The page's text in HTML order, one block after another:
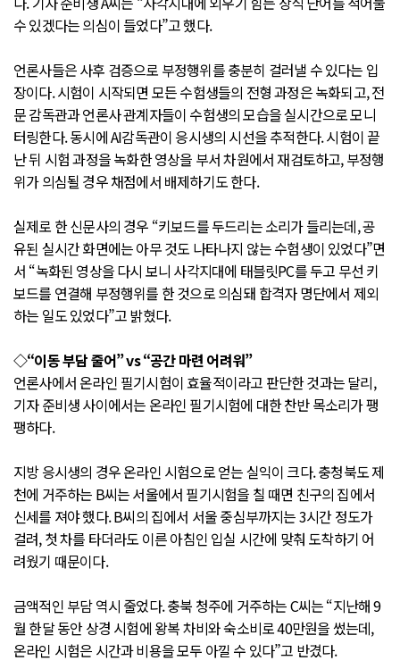
수 있겠다는 의심이 들었다”고 했다.
언론사들은 사후 검증으로 부정행위를 충분히 걸러낼 수 있다는 입
장이다. 시험이 시작되면 모든 수험생들의 전형 과정은 녹화되고, 전
문 감독관과 언론사 관계자들이 수험생의 모습을 실시간으로 모니
터링한다. 동시에 AI감독관이 응시생의 시선을 추적한다. 시험이 끝
난 뒤 시험 과정을 녹화한 영상을 부서 차원에서 재검토하고, 부정행
위가 의심될 경우 채점에서 배제하기도 한다.
실제로 한 신문사의 경우 “키보드를 두드리는 소리가 들리는데, 공
유된 실시간 화면에는 아무 것도 나타나지 않는 수험생이 있었다”면
서 “녹화된 영상을 다시 보니 사각지대에 태블릿PC를 두고 무선 키
보드를 연결해 부정행위를 한 것으로 의심돼 합격자 명단에서 제외
하는 일도 있었다”고 밝혔다.
◇“이동 부담 줄어” vs “공간 마련 어려워”
언론사에서 온라인 필기시험이 효율적이라고 판단한 것과는 달리,
기자 준비생 사이에서는 온라인 필기시험에 대한 찬반 목소리가 팽
팽하다.
지방 응시생의 경우 온라인 시험으로 얻는 실익이 크다. 충청북도 제
천에 거주하는 B씨는 서울에서 필기시험을 칠 때면 친구의 집에서
신세를 져야 했다. B씨의 집에서 서울 중심부까지는 3시간 정도가
걸려, 첫 차를 타더라도 이른 아침인 입실 시간에 맞춰 도착하기 어
려웠기 때문이다.
금액적인 부담 역시 줄었다. 충북 청주에 거주하는 C씨는 “지난해 9
월 한달 동안 상경 시험에 왕복 차비와 숙소비로 40만원을 썼는데,
온라인 시험은 시간과 비용을 모두 아낄 수 있다”고 반겼다.